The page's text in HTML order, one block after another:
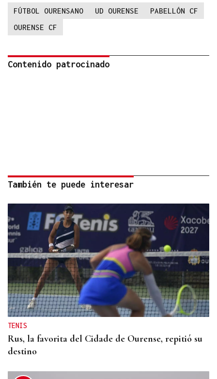
FÚTBOL OURENSANO UD OURENSE
PABELLÓN CF
OURENSE CF
Contenido patrocinado
También te puede interesar
TENIS
Rus, la favorita del Cidade de Ourense, repitió su
destino